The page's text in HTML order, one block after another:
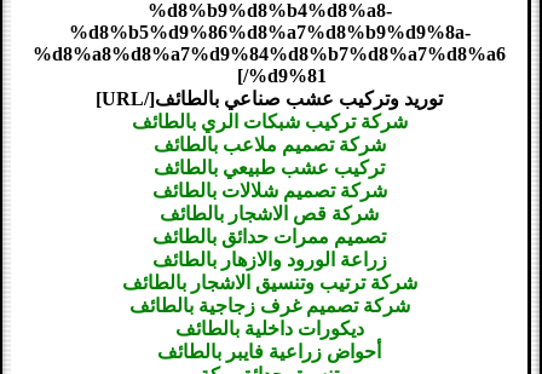
%d8%b9%d8%b4%d8%a8-
%d8%b5%d9%86%d8%a7%d8%b9%d9%8a-
%d8%a8%d8%a7%d9%84%d8%b7%d8%a7%d8%a6
%d9%81/]
توريد وتركيب عشب صناعي بالطائف[/URL]
شركة تركيب شبكات الري بالطائف
شركة تصميم ملاعب بالطائف
تركيب عشب طبيعي بالطائف
شركة تصميم شلالات بالطائف
شركة قص الاشجار بالطائف
تصميم ممرات حدائق بالطائف
زراعة الورود والازهار بالطائف
شركة ترتيب وتنسيق الاشجار بالطائف
شركة تصميم غرف زجاجية بالطائف
ديكورات داخلية بالطائف
أحواض زراعية فايبر بالطائف